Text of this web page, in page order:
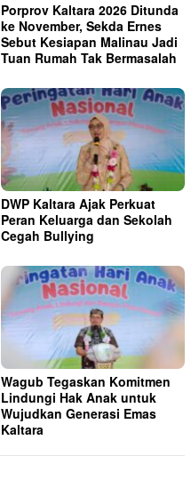
Porprov Kaltara 2026 Ditunda
ke November, Sekda Ernes
Sebut Kesiapan Malinau Jadi
Tuan Rumah Tak Bermasalah
DWP Kaltara Ajak Perkuat
Peran Keluarga dan Sekolah
Cegah Bullying
Wagub Tegaskan Komitmen
Lindungi Hak Anak untuk
Wujudkan Generasi Emas
Kaltara